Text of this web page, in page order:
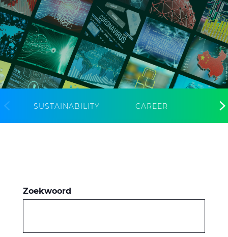
CableApp
Haspel retouren
DOWNLOADS
CONTACT
SUSTAINABILITY CAREER
Zoekwoord